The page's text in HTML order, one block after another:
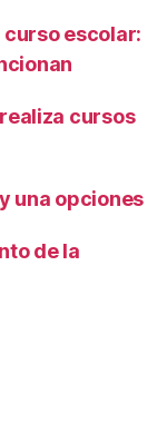
escolar:
cursos
una opciones
de la